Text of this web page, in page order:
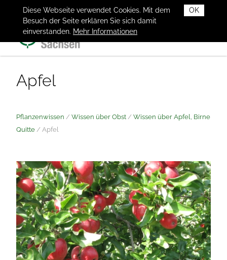
OK
Diese Webseite verwendet Cookies. Mit dem
Besuch der Seite erklären Sie sich damit
einverstanden. Mehr Informationen
Apfel
Pflanzenwissen / Wissen über Obst / Wissen über Apfel, Birne
Quitte / Apfel